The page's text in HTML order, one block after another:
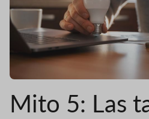
Mito 5: Las